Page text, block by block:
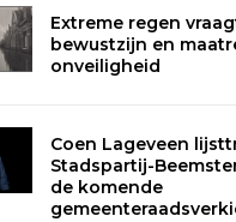
Extreme regen
bewustzijn en
onveiligheid
Coen Lageveen
Stadspartij-
de komende